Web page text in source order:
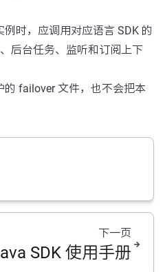
时，应调用对应语言 SDK 的
后台任务、监听和订阅上下
的 failover 文件，也不会把本
下一页
SDK 使用手册